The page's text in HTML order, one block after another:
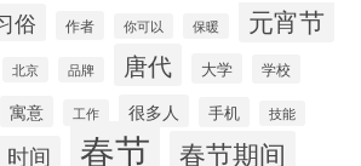
俗 作者 你可以 保暖 元宵节
北京 品牌 唐代 大学 学校
寓意 工作 很多人 手机 技能
时间 春节 春节期间